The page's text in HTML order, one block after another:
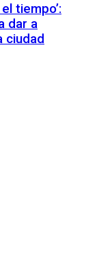
tiempo’:
dar a
ciudad